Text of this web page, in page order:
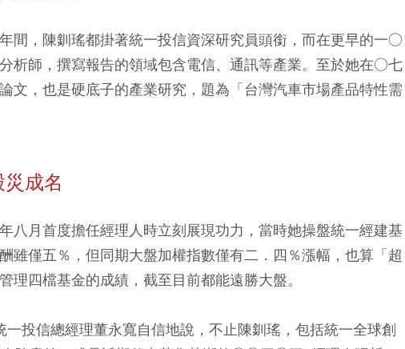
間，陳釧瑤都掛著統一投信資深研究員頭銜，而在更早的一○
析師，撰寫報告的領域包含電信、通訊等產業。至於她在○七
文，也是硬底子的產業研究，題為「台灣汽車市場產品特性需
成名
八月首度擔任經理人時立刻展現功力，當時她操盤統一經建基
雖僅五％，但同期大盤加權指數僅有二．四％漲幅，也算「超
理四檔基金的成績，截至目前都能遠勝大盤。
投信總經理董永寬自信地說，不止陳釧瑤，包括統一全球創